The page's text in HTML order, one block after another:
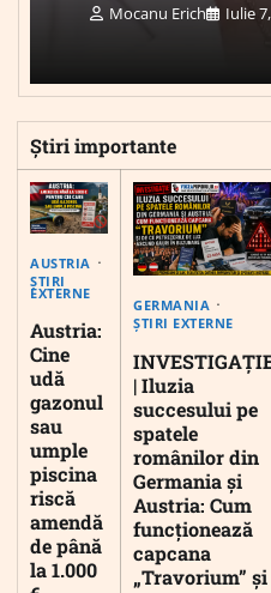
Mocanu Erich Iulie
Știri importante
AUSTRIA
ȘTIRI
EXTERNE
Austria:
Cine
udă
gazonul
sau
umple
piscina
riscă
amendă
de până
la 1.000
GERMANIA
ȘTIRI EXTERNE
| Iluzia
succesului pe
spatele
românilor din
Germania și
Austria: Cum
funcționează
capcana
„Travorium” și